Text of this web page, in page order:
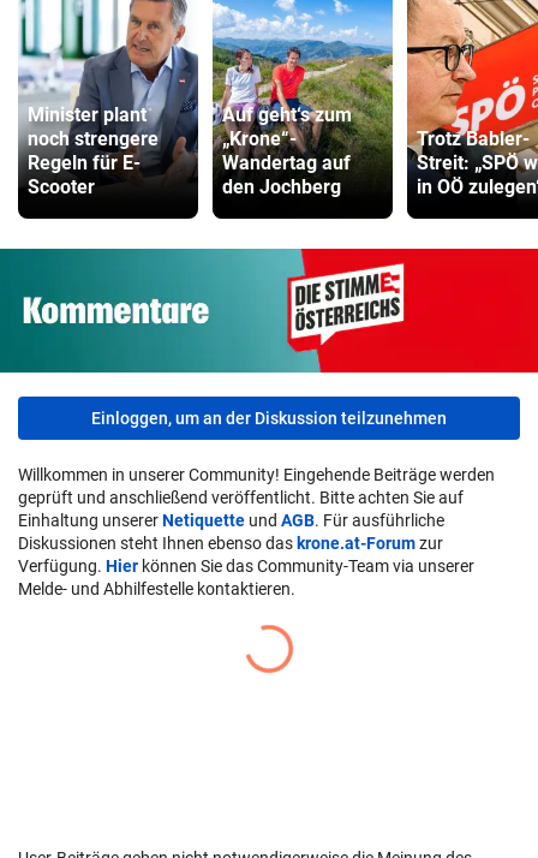
Minister plant
noch strengere
Regeln für E-
Scooter
Auf geht‘s zum
„Krone“-
Wandertag auf
den Jochberg
Trotz Babler-
Streit: „SPÖ
in OÖ
Einloggen, um an der Diskussion teilzunehmen
Willkommen in unserer Community! Eingehende Beiträge werden
geprüft und anschließend veröffentlicht. Bitte achten Sie auf
Einhaltung unsererNetiquette und AGB. Für ausführliche
Diskussionen steht Ihnen ebenso das krone.at-Forumzur
Verfügung. Hier können Sie das Community-Team via unserer
Melde- und Abhilfestelle kontaktieren.